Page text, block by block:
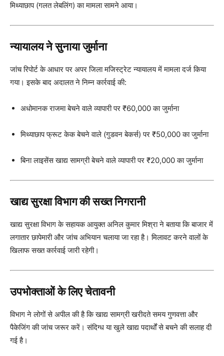
मिथ्याछाप (गलत लेबलिंग) का मामला सामने आया।
न्यायालय ने सुनाया जुर्माना
जांच रिपोर्ट के आधार पर अपर जिला मजिस्ट्रेट न्यायालय में मामला दर्ज किया
गया। इसके बाद अदालत ने निम्न कार्रवाई की:
अधोमानक राजमा बेचने वाले व्यापारी पर ₹60,000 का जुर्माना
मिथ्याछाप फ्रूट केक बेचने वाले (गुडवन बेकर्स) पर ₹50,000 का जुर्माना
बिना लाइसेंस खाद्य सामग्री बेचने वाले व्यापारी पर ₹20,000 का जुर्माना
खाद्य सुरक्षा विभाग की सख्त निगरानी
खाद्य सुरक्षा विभाग के सहायक आयुक्त अनिल कुमार मिश्रा ने बताया कि बाजार में
लगातार छापेमारी और जांच अभियान चलाया जा रहा है। मिलावट करने वालों के
खिलाफ सख्त कार्रवाई जारी रहेगी।
उपभोक्ताओं के लिए चेतावनी
विभाग ने लोगों से अपील की है कि खाद्य सामग्री खरीदते समय गुणवत्ता और
पैकेजिंग की जांच जरूर करें। संदिग्ध या खुले खाद्य पदार्थों से बचने की सलाह दी
गई है।